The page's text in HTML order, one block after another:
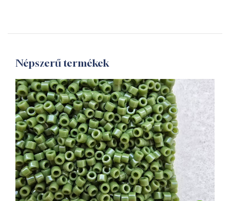
Népszerű termékek